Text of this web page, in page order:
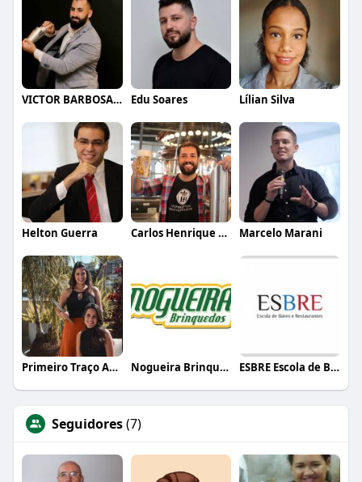
VICTOR BARBOSA QUARANTA Edu Soares Lílian Silva
Helton Guerra Carlos Henrique de Faria Vasconcelos Marcelo Marani
Primeiro Traço Arquitetura Nogueira Brinquedos ESBRE Escola de Bares e Restaurantes
Seguidores(7)